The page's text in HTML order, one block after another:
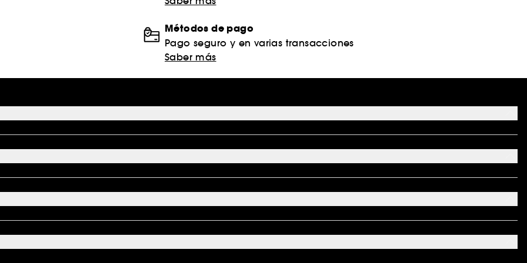
Métodos de pago
Pago seguro y en varias transacciones
Saber más